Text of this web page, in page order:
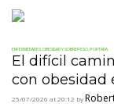
ENFERMEDADES. OBESIDAD Y SOBREPESO PORTADA.
El difícil
con obesidad
25/07/2026 at 20:12 by